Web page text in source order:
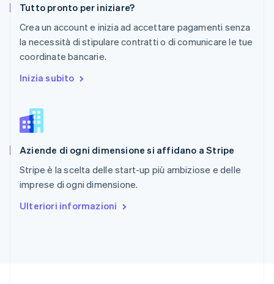
Tutto pronto per iniziare?
Crea un account e inizia ad accettare pagamenti senza
la necessità di stipulare contratti o di comunicare le tue
coordinate bancarie.
Inizia subito
Aziende di ogni dimensione si affidano a Stripe
Stripe è la scelta delle start-up più ambiziose e delle
imprese di ogni dimensione.
Ulteriori informazioni
English简体中文
Regno Unito
Repubblica Ceca
English
Romania
English
Slovacchia
Slovenia
Spagna
Español English
EnglishEspañol简体中文